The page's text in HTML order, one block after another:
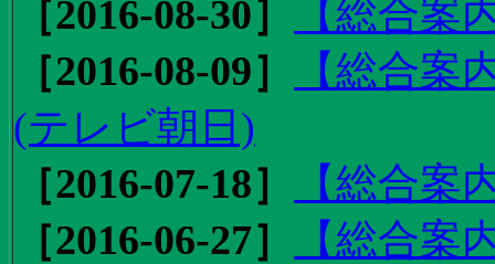
［2016-08-30］
【総合
［2016-08-09］
【総合
(テレビ朝日)
［2016-07-18］
【総合案
［2016-06-27］
【総合案